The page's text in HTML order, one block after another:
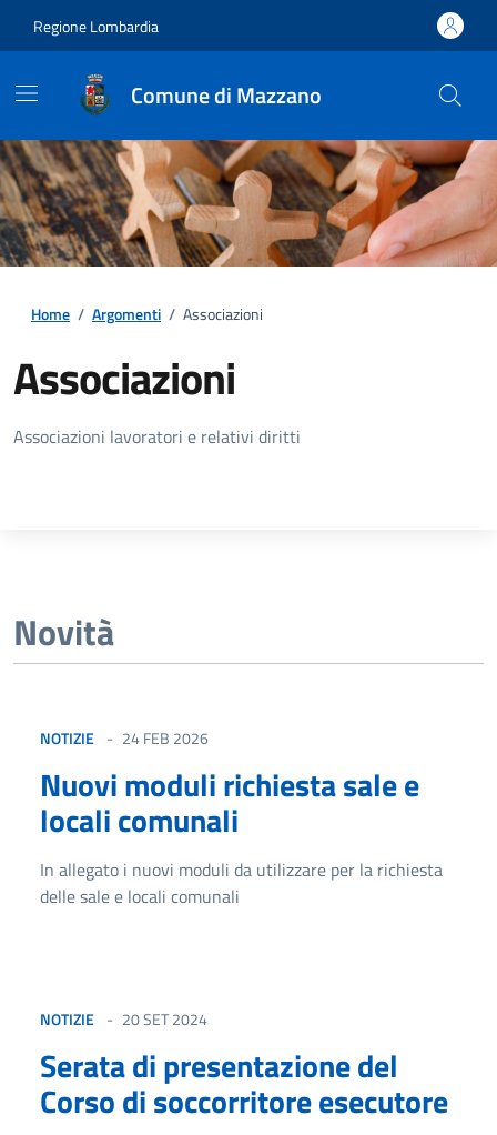
Regione Lombardia
Comune di Mazzano
Home / Argomenti / Associazioni
Associazioni
Dettagli della notizia
Associazioni lavoratori e relativi diritti
Novità
NOTIZIE 24 FEB 2026
Nuovi moduli richiesta sale e
locali comunali
In allegato i nuovi moduli da utilizzare per la richiesta
delle sale e locali comunali
NOTIZIE 20 SET 2024
Serata di presentazione del
Corso di soccorritore esecutore